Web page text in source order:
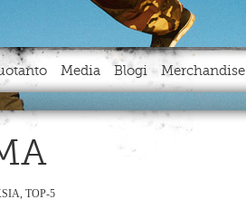
Media Blogi Merchandise
, TOP-5